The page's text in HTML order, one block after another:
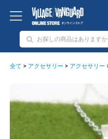
全て > アクセサリー > アクセサリー